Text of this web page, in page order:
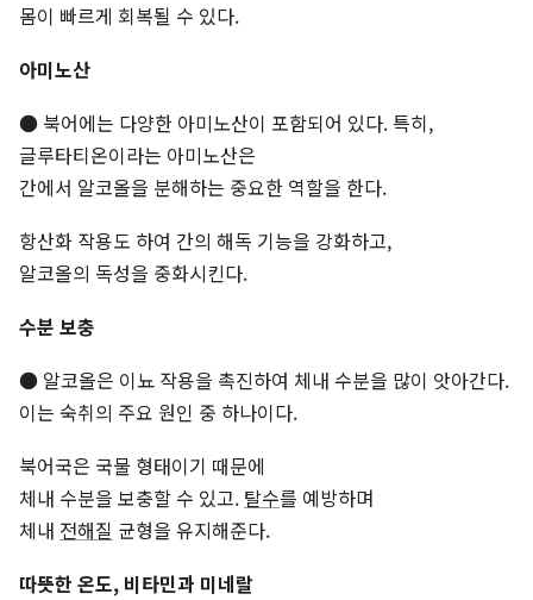
몸이 빠르게 회복될 수 있다.
아미노산
● 북어에는 다양한 아미노산이 포함되어 있다. 특히,
글루타티온이라는 아미노산은
간에서 알코올을 분해하는 중요한 역할을 한다.
항산화 작용도 하여 간의 해독 기능을 강화하고,
알코올의 독성을 중화시킨다.
수분 보충
● 알코올은 이뇨 작용을 촉진하여 체내 수분을 많이 앗아간다.
이는 숙취의 주요 원인 중 하나이다.
북어국은 국물 형태이기 때문에
체내 수분을 보충할 수 있고. 탈수를 예방하며
체내 전해질 균형을 유지해준다.
따뜻한 온도, 비타민과 미네랄